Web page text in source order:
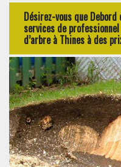
Désirez-vous que
services de
d’arbre à Thines à des